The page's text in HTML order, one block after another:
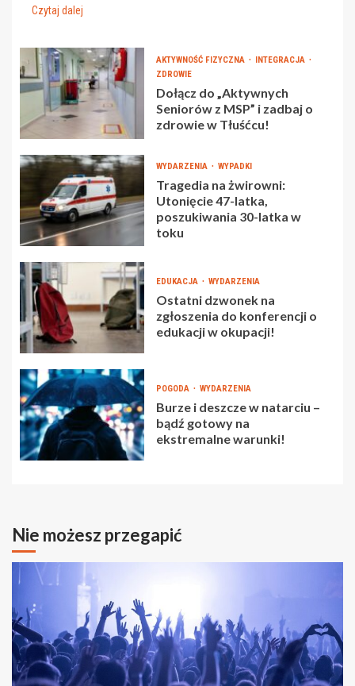
Czytaj dalej
AKTYWNOŚĆ FIZYCZNA
INTEGRACJA
ZDROWIE
Dołącz do „Aktywnych
Seniorów z MSP” i zadbaj o
zdrowie w Tłuśćcu!
WYDARZENIA WYPADKI
Tragedia na żwirowni:
Utonięcie 47-latka,
poszukiwania 30-latka w
toku
EDUKACJA WYDARZENIA
Ostatni dzwonek na
zgłoszenia do konferencji o
edukacji w okupacji!
POGODA WYDARZENIA
Burze i deszcze w natarciu –
bądź gotowy na
ekstremalne warunki!
Nie możesz przegapić